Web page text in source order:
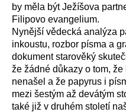
by měla být Ježíšova
Filipovo evangelium.
Nynější vědecká analýza
inkoustu, rozbor písma a
dokument starověký
že žádné důkazy o tom,
nenašel a že papyrus i
mezi šestým až devátým
také již v druhém století